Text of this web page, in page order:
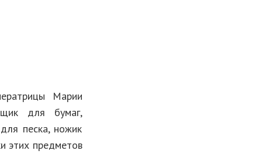
Марии
для бумаг,
песка, ножик
этих предметов